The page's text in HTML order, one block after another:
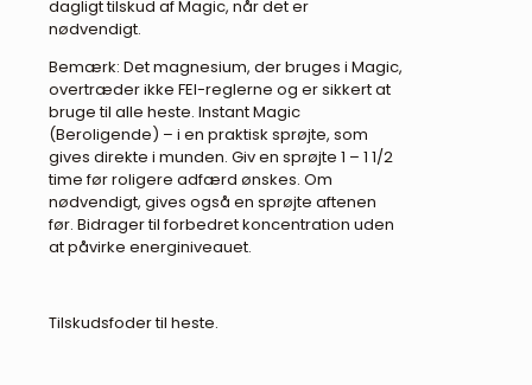
dagligt tilskud af Magic, når det er
nødvendigt.
Bemærk: Det magnesium, der bruges i Magic,
overtræder ikke FEI-reglerne og er sikkert at
bruge til alle heste. Instant Magic
(Beroligende) – i en praktisk sprøjte, som
gives direkte i munden. Giv en sprøjte 1 – 1 1/2
time før roligere adfærd ønskes. Om
nødvendigt, gives også en sprøjte aftenen
før. Bidrager til forbedret koncentration uden
at påvirke energiniveauet.
Tilskudsfoder til heste.